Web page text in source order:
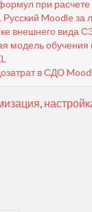
при расчете
Moodle за
внешнего вида
модель
в СДО
,